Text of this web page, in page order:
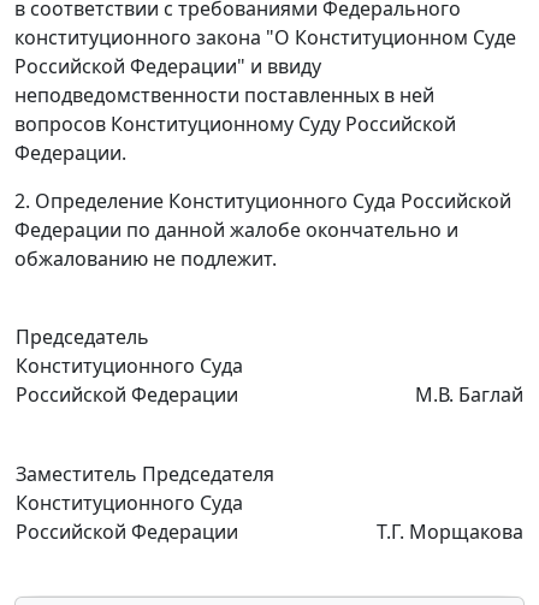
в соответствии с требованиями Федерального
конституционного закона "О Конституционном Суде
Российской Федерации" и ввиду
неподведомственности поставленных в ней
вопросов Конституционному Суду Российской
Федерации.
2. Определение Конституционного Суда Российской
Федерации по данной жалобе окончательно и
обжалованию не подлежит.
Председатель
Конституционного Суда
Российской Федерации
М.В. Баглай
Заместитель Председателя
Конституционного Суда
Российской Федерации
Т.Г. Морщакова